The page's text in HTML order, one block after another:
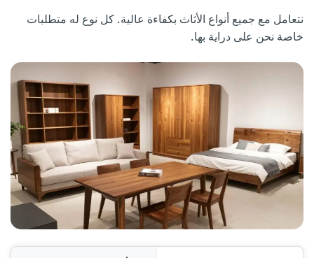
نتعامل مع جميع أنواع الأثاث بكفاءة عالية. كل نوع له متطلبات
خاصة نحن على دراية بها.